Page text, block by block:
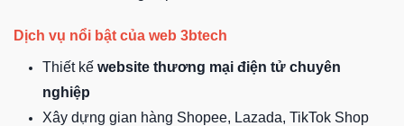
Dịch vụ nổi bật của web 3btech
Thiết kế website thương mại điện tử chuyên
nghiệp
Xây dựng gian hàng Shopee, Lazada, TikTok Shop